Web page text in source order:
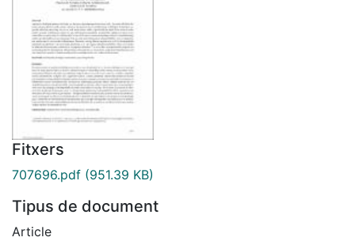
Fitxers
707696.pdf (951.39 KB)
Tipus de document
Article